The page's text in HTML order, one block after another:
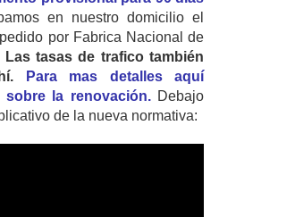
en nuestro domicilio el
por Fabrica Nacional de
Las tasas de trafico también
Para mas detalles aquí
sobre la renovación.Debajo
de la nueva normativa: